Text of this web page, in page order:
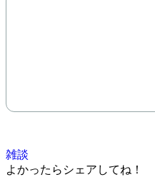
雑談
よかったらシェアしてね！